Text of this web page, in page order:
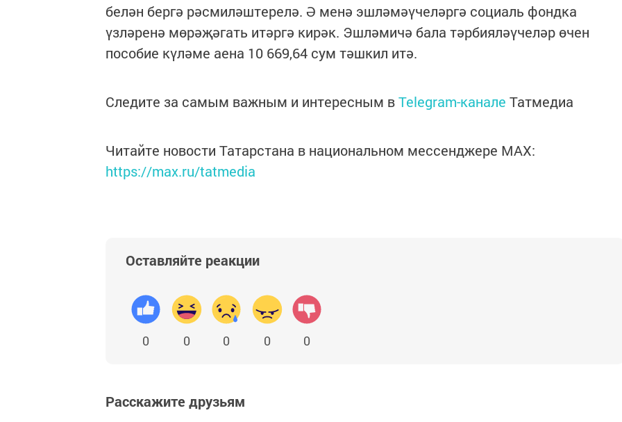
белән бергә рәсмиләштерелә. Ә менә эшләмәүчеләргә социаль фондка
үзләренә мөрәҗәгать итәргә кирәк. Эшләмичә бала тәрбияләүчеләр өчен
пособие күләме аена 10 669,64 сум тәшкил итә.
Следите за самым важным и интересным вTelegram-канале Татмедиа
Читайте новости Татарстана в национальном мессенджере MАХ:
https://max.ru/tatmedia
Оставляйте реакции
0 0 0 0 0
Расскажите друзьям